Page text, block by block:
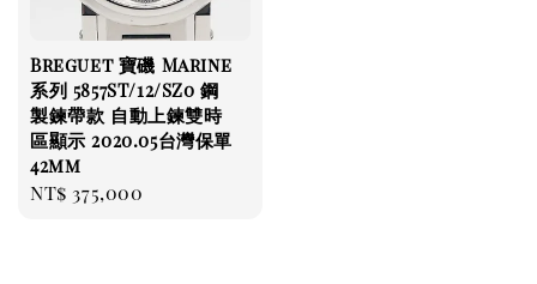
Breguet 寶磯 Marine
系列 5857ST/12/SZ0 鋼
製鍊帶款 自動上鍊雙時
區顯示 2020.05台灣保單
42mm
Regular
NT$ 375,000